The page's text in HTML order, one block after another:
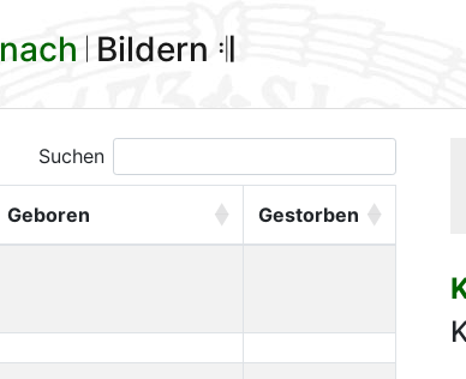
nach 𝄀 Bildern 𝄇
Suchen
Geboren Gestorben